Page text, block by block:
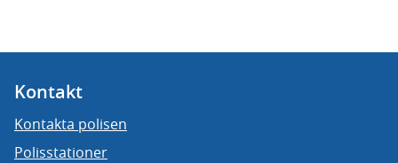
Kontakt
Kontakta polisen
Polisstationer